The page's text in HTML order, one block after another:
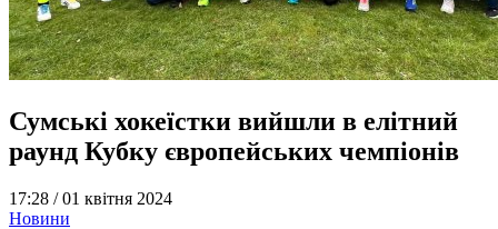
Сумські хокеїстки вийшли в елітний
раунд Кубку європейських чемпіонів
17:28 /01 квітня 2024
Новини